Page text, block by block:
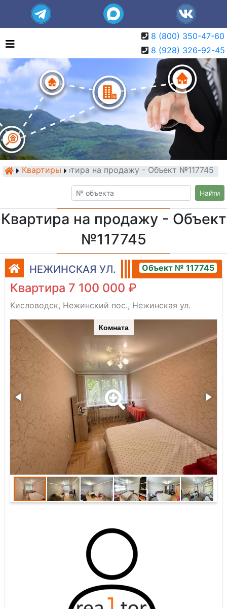
8 (800) 350-47-60
8 (928) 326-92-45
КвартирыКвартира на продажу - Объект №117745
Найти
Квартира на продажу - Объект
№117745
НЕЖИНСКАЯ УЛ. Объект № 117745
Квартира 7 100 000 ₽
Кисловодск, Нежинский пос., Нежинская ул.
Комната